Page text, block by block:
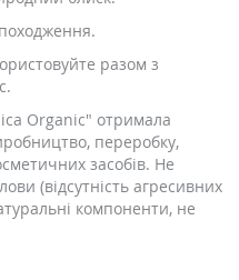
разом з
Organic" отримала
переробку,
засобів. Не
(відсутність агресивних
компоненти, не